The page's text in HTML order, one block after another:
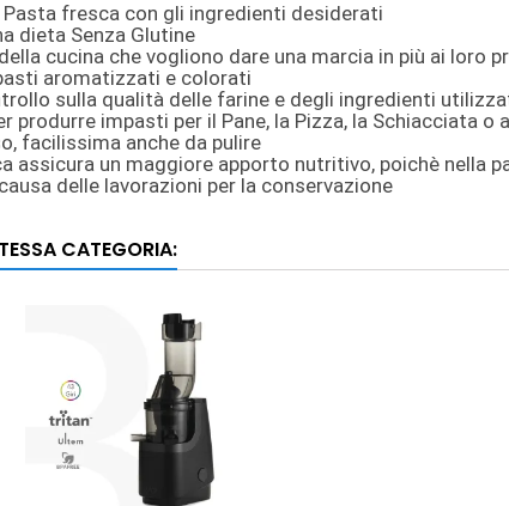
fresca con gli ingredienti desiderati
dieta Senza Glutine
cucina che vogliono dare una marcia in più ai loro
aromatizzati e colorati
sulla qualità delle farine e degli ingredienti
produrre impasti per il Pane, la Pizza, la Schiacciata
facilissima anche da pulire
assicura un maggiore apporto nutritivo, poichè nella
delle lavorazioni per la conservazione
CATEGORIA: